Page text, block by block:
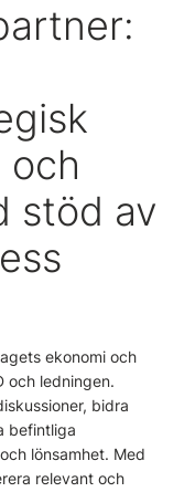
och
stöd av
ekonomi och
och ledningen.
bidra
befintliga
lönsamhet. Med
relevant och